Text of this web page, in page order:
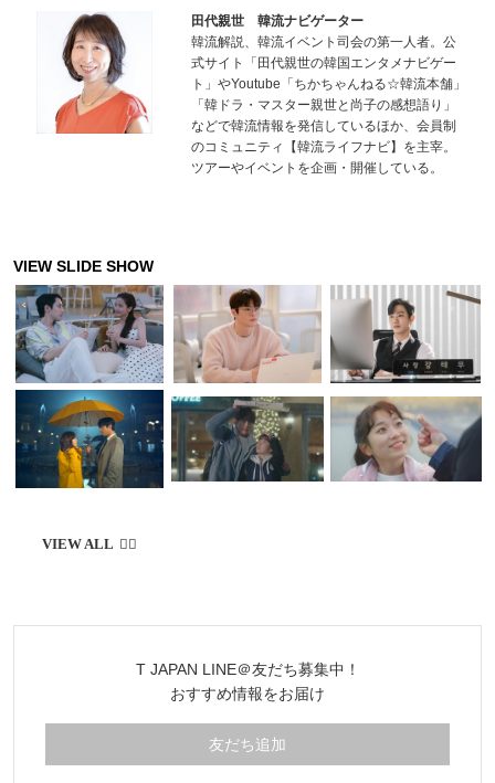
田代親世 韓流ナビゲーター
韓流解説、韓流イベント司会の第一人者。公
式サイト「田代親世の韓国エンタメナビゲー
ト」やYoutube「ちかちゃんねる☆韓流本舗」
「韓ドラ・マスター親世と尚子の感想語り」
などで韓流情報を発信しているほか、会員制
のコミュニティ【韓流ライフナビ】を主宰。
ツアーやイベントを企画・開催している。
T JAPAN LINE＠友だち募集中！
おすすめ情報をお届け
友だち追加